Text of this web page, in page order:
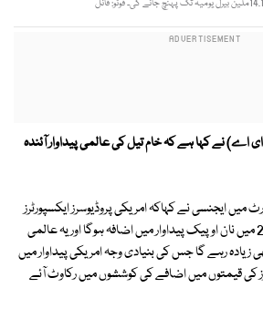
ای اے) نے کہا ہے کہ خام تیل کی عالمی پیداوار آئندہ
میں ایجنسی نے کہاکہ امریکی پروڈیوسرز ایکسپورٹرز
کیلیے درسربن چکے ہیں، 2018 میں نان اوپیک پیداوار میں اضافہ ہوگا اور یہ عالمی
رہے گا جس کی بنیادی وجہ امریکی پیداوار میں
قیمتوں میں اضافے کی کوششوں میں رکاوٹ آئے